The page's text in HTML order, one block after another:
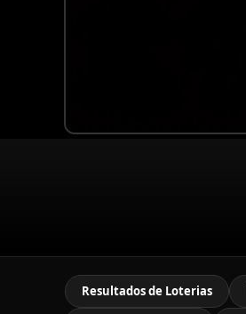
Resultados de Loterias